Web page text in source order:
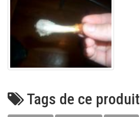
Tags de ce produit